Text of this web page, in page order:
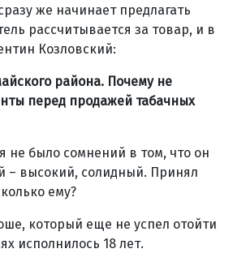
же начинает предлагать
рассчитывается за товар, и в
Козловский:
района. Почему не
перед продажей табачных
не было сомнений в том, что он
– высокий, солидный. Принял
ему?
который еще не успел отойти
исполнилось 18 лет.